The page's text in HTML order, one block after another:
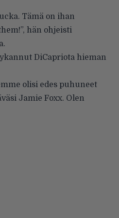
Tämä on ihan
hän ohjeisti
DiCapriota hieman
olisi edes puhuneet
Jamie Foxx. Olen